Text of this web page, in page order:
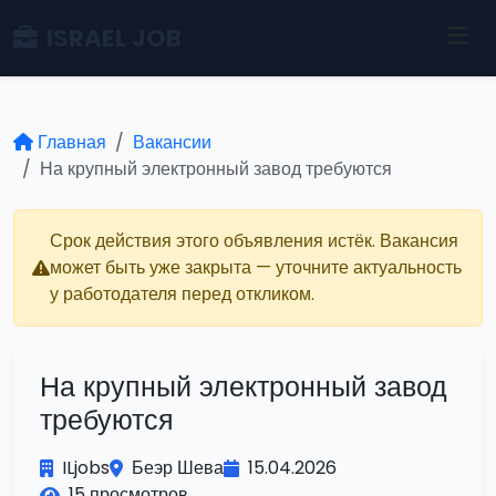
Главная
Вакансии
На крупный электронный завод требуются
Срок действия этого объявления истёк. Вакансия
может быть уже закрыта — уточните актуальность
у работодателя перед откликом.
На крупный электронный завод
требуются
ILjobs Беэр Шева
15.04.2026